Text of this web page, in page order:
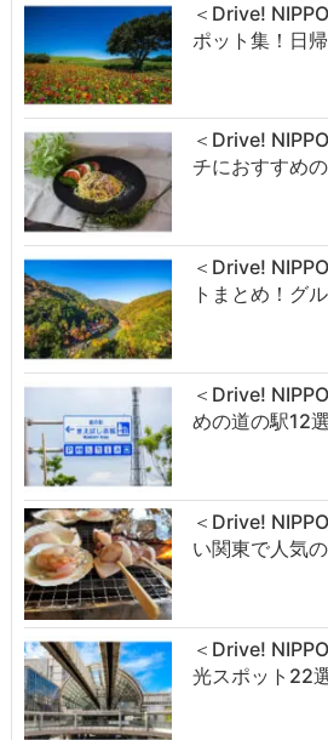
＜Drive!
ポット集！日
＜Drive!
チにおすすめ
＜Drive!
トまとめ！グ
＜Drive!
めの道の駅12
＜Drive!
い関東で人気
＜Drive!
光スポット22